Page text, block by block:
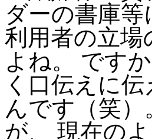
ダーの書庫
利用者の立
よね。 です
く口伝えに
んです（笑
が、 現在の